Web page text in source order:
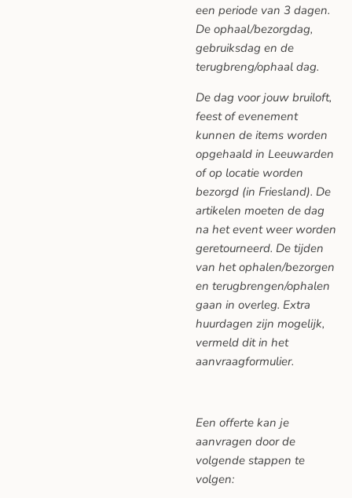
een periode van 3 dagen.
De ophaal/bezorgdag,
gebruiksdag en de
terugbreng/ophaal dag.
De dag voor jouw bruiloft,
feest of evenement
kunnen de items worden
opgehaald in Leeuwarden
of op locatie worden
bezorgd (in Friesland). De
artikelen moeten de dag
na het event weer worden
geretourneerd. De tijden
van het ophalen/bezorgen
en terugbrengen/ophalen
gaan in overleg. Extra
huurdagen zijn mogelijk,
vermeld dit in het
aanvraagformulier.
Een offerte kan je
aanvragen door de
volgende stappen te
volgen: